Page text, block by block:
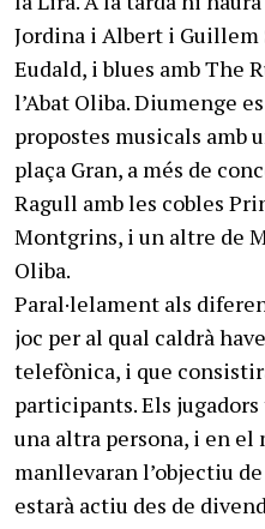
Jordina i Albert i Guillem
Eudald, i blues amb The
l’Abat Oliba. Diumenge
propostes musicals amb
plaça Gran, a més de
Ragull amb les cobles
Montgrins, i un altre de
Oliba.
Paral·lelament als
joc per al qual caldrà
telefònica, i que
participants. Els
una altra persona, i en
manllevaran l’objectiu
estarà actiu des de